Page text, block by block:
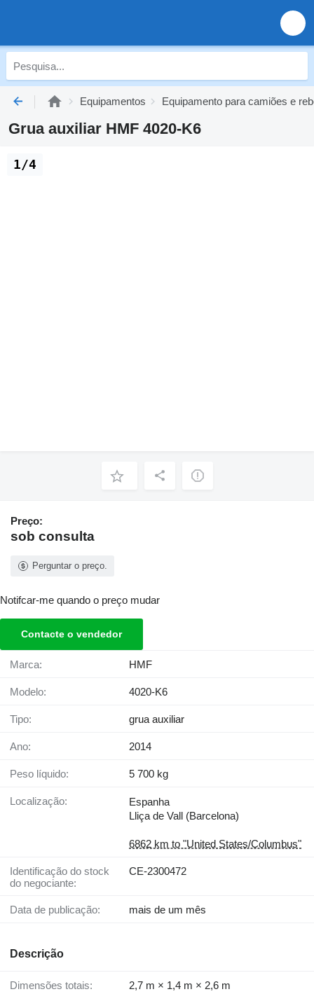
Equipamentos Equipamento para camiões e
Grua auxiliar HMF 4020-K6
1/4
Preço:
sob consulta
Perguntar o preço.
Notifcar-me quando o preço mudar
Contacte o vendedor
Marca: HMF
Modelo: 4020-K6
Tipo: grua auxiliar
Ano: 2014
Peso líquido: 5 700 kg
Localização:
Espanha
Lliça de Vall (Barcelona)
6862 km to "United States/Columbus"
Identificação do stock
do negociante:
CE-2300472
Data de publicação: mais de um mês
Descrição
Dimensões totais: 2,7 m × 1,4 m × 2,6 m